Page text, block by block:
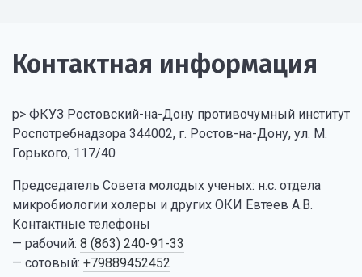
Контактная информация
p> ФКУЗ Ростовский-на-Дону противочумный институт
Роспотребнадзора 344002, г. Ростов-на-Дону, ул. М.
Горького, 117/40
Председатель Совета молодых ученых: н.с. отдела
микробиологии холеры и других ОКИ Евтеев А.В.
Контактные телефоны
— рабочий: 8 (863) 240-91-33
— сотовый: +79889452452